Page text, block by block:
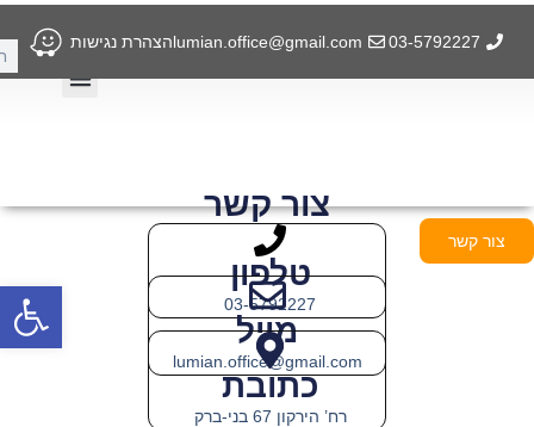
דילוג
לתוכן
03-5792227
lumian.office@gmail.comהצהרת נגישות
צור קשר
צור קשר
טלפון
03-5792227
מייל
lumian.office@gmail.com
כתובת
רח’ הירקון 67 בני-ברק